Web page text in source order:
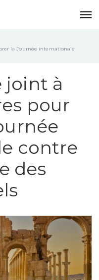
la Journée internationale
joint à
pour
contre
des